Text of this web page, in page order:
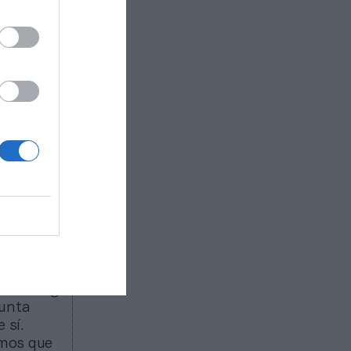
fase
, un
a
e
sí.
que